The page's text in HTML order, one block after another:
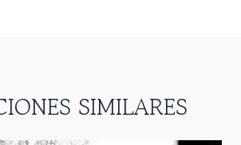
SIMILARES